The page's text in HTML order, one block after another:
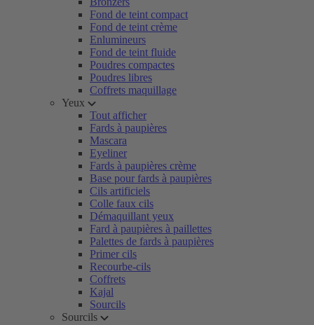
Fond de teint compact
Fond de teint crème
Enlumineurs
Fond de teint fluide
Poudres compactes
Poudres libres
Coffrets maquillage
Yeux
Tout afficher
Fards à paupières
Mascara
Eyeliner
Fards à paupières crème
Base pour fards à paupières
Cils artificiels
Colle faux cils
Démaquillant yeux
Fard à paupières à paillettes
Palettes de fards à paupières
Primer cils
Recourbe-cils
Coffrets
Kajal
Sourcils
Sourcils